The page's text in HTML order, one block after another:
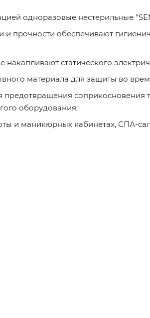
одноразовые нестерильные
и прочности обеспечивают
статического
материала для защиты во
соприкосновения
оборудования.
и маникюрных кабинетах, СПА-